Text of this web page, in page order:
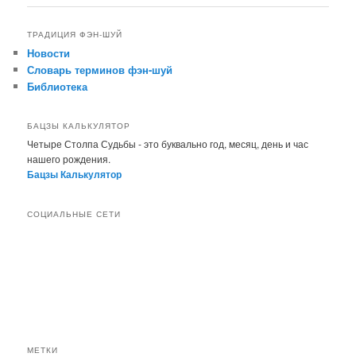
ТРАДИЦИЯ ФЭН-ШУЙ
Новости
Словарь терминов фэн-шуй
Библиотека
БАЦЗЫ КАЛЬКУЛЯТОР
Четыре Столпа Судьбы - это буквально год, месяц, день и час
нашего рождения.
Бацзы Калькулятор
СОЦИАЛЬНЫЕ СЕТИ
МЕТКИ